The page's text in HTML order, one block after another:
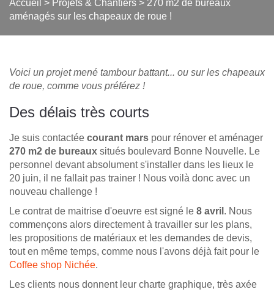
Accueil > Projets & Chantiers > 270 m2 de bureaux
aménagés sur les chapeaux de roue !
Voici un projet mené tambour battant... ou sur les chapeaux
de roue, comme vous préférez !
Des délais très courts
Je suis contactée courant mars pour rénover et aménager
270 m2 de bureaux situés boulevard Bonne Nouvelle. Le
personnel devant absolument s'installer dans les lieux le
20 juin, il ne fallait pas trainer ! Nous voilà donc avec un
nouveau challenge !
Le contrat de maitrise d'oeuvre est signé le 8 avril . Nous
commençons alors directement à travailler sur les plans,
les propositions de matériaux et les demandes de devis,
tout en même temps, comme nous l'avons déjà fait pour le
Coffee shop Nichée.
Les clients nous donnent leur charte graphique, très axée